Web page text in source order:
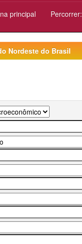
principal Percorrer:
Nordeste do Brasil